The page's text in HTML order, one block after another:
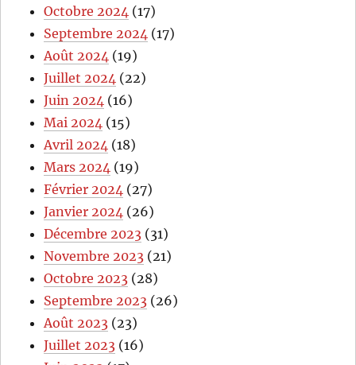
Octobre 2024 (17)
Septembre 2024 (17)
Août 2024 (19)
Juillet 2024 (22)
Juin 2024 (16)
Mai 2024 (15)
Avril 2024 (18)
Mars 2024 (19)
Février 2024 (27)
Janvier 2024 (26)
Décembre 2023 (31)
Novembre 2023 (21)
Octobre 2023 (28)
Septembre 2023 (26)
Août 2023 (23)
Juillet 2023 (16)